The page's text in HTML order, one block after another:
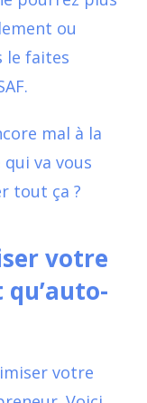
ou
le faites
mal à la
va vous
tout ça ?
votre
votre